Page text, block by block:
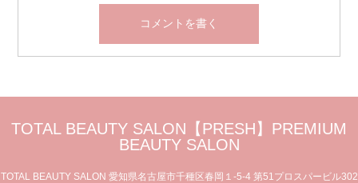
TOTAL BEAUTY SALON【PRESH】PREMIUM
BEAUTY SALON
TOTAL BEAUTY SALON 愛知県名古屋市千種区春岡１-5-4 第51プロスパービル302